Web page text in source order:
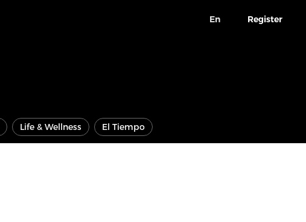
En Register
Life & Wellness El Tiempo